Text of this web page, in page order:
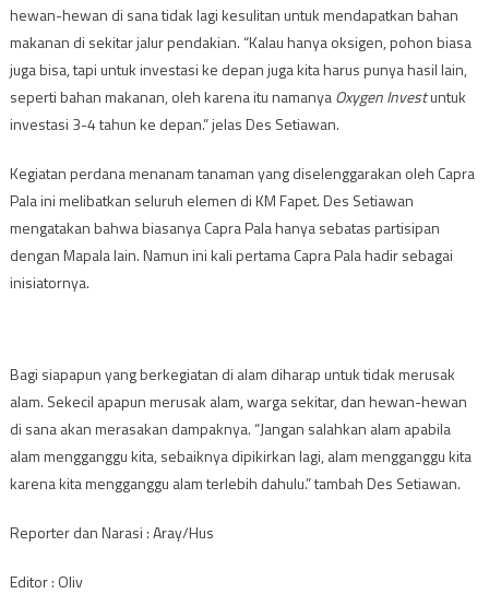
hewan-hewan di sana tidak lagi kesulitan untuk mendapatkan bahan
makanan di sekitar jalur pendakian. “Kalau hanya oksigen, pohon biasa
juga bisa, tapi untuk investasi ke depan juga kita harus punya hasil lain,
seperti bahan makanan, oleh karena itu namanyaOxygen Investuntuk
investasi 3-4 tahun ke depan.” jelas Des Setiawan.
Kegiatan perdana menanam tanaman yang diselenggarakan oleh Capra
Pala ini melibatkan seluruh elemen di KM Fapet. Des Setiawan
mengatakan bahwa biasanya Capra Pala hanya sebatas partisipan
dengan Mapala lain. Namun ini kali pertama Capra Pala hadir sebagai
inisiatornya.
Bagi siapapun yang berkegiatan di alam diharap untuk tidak merusak
alam. Sekecil apapun merusak alam, warga sekitar, dan hewan-hewan
di sana akan merasakan dampaknya. “Jangan salahkan alam apabila
alam mengganggu kita, sebaiknya dipikirkan lagi, alam mengganggu kita
karena kita mengganggu alam terlebih dahulu.” tambah Des Setiawan.
Reporter dan Narasi : Aray/Hus
Editor : Oliv